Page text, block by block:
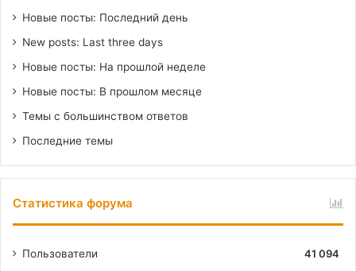
Новые посты: Последний день
New posts: Last three days
Новые посты: На прошлой неделе
Новые посты: В прошлом месяце
Темы с большинством ответов
Последние темы
Статистика форума
Пользователи
41 094